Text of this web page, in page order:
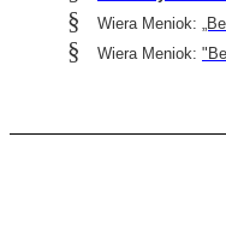
§ Wiera Meniok:
§ Wiera Meniok: